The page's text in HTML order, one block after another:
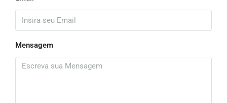
Mensagem